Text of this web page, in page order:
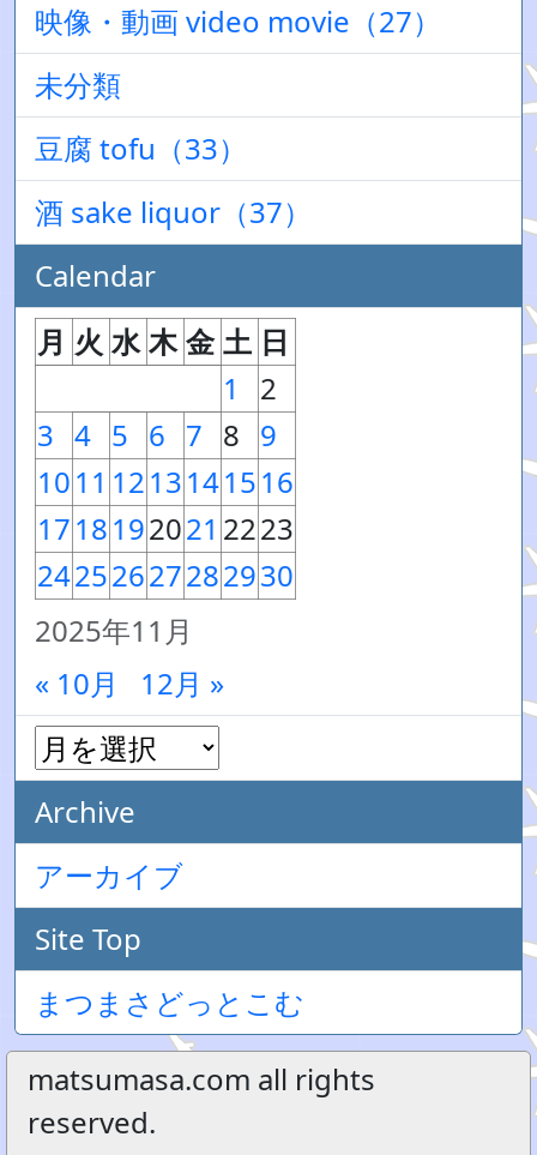
映像・動画 video movie（27）
未分類
豆腐 tofu（33）
酒 sake liquor（37）
Calendar
2025年11月
月 火 水 木 金 土 日
1
2
3 4 5 6 7 8 9
1011 1213141516
1718192021 2223
24252627282930
« 10月 12月 »
Archive
アーカイブ
Site Top
まつまさどっとこむ
matsumasa.com all rights
reserved.